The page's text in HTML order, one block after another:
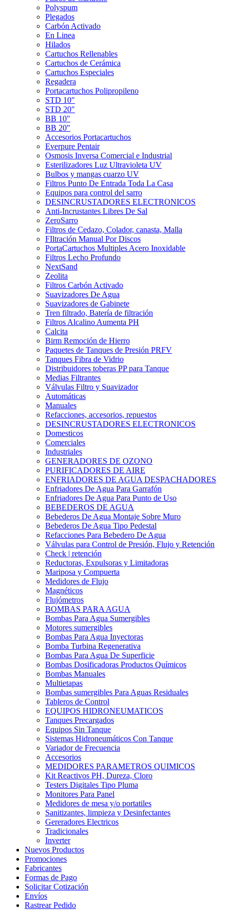
Polyspum
Plegados
Carbón Activado
En Linea
Hilados
Cartuchos Rellenables
Cartuchos de Cerámica
Cartuchos Especiales
Regadera
Portacartuchos Polipropileno
STD 10"
STD 20"
BB 10"
BB 20"
Accesorios Portacartuchos
Everpure Pentair
Osmosis Inversa Comercial e Industrial
Esterilizadores Luz Ultravioleta UV
Bulbos y mangas cuarzo UV
Filtros Punto De Entrada Toda La Casa
Equipos para control del sarro
DESINCRUSTADORES ELECTRONICOS
Anti-Incrustantes Libres De Sal
ZeroSarro
Filtros de Cedazo, Colador, canasta, Malla
FIltración Manual Por Discos
PortaCartuchos Multiples Acero Inoxidable
Filtros Lecho Profundo
NextSand
Zeolita
Filtros Carbón Activado
Suavizadores De Agua
Suavizadores de Gabinete
Tren filtrado, Batería de filtración
Filtros Alcalino Aumenta PH
Calcita
Birm Remoción de Hierro
Paquetes de Tanques de Presión PRFV
Tanques Fibra de Vidrio
Distribuidores toberas PP para Tanque
Medias Filtrantes
Válvulas Filtro y Suavizador
Automáticas
Manuales
Refacciones, accesorios, repuestos
DESINCRUSTADORES ELECTRONICOS
Domesticos
Comerciales
Industriales
GENERADORES DE OZONO
PURIFICADORES DE AIRE
ENFRIADORES DE AGUA DESPACHADORES
Enfriadores De Agua Para Garrafón
Enfriadores De Agua Para Punto de Uso
BEBEDEROS DE AGUA
Bebederos De Agua Montaje Sobre Muro
Bebederos De Agua Tipo Pedestal
Refacciones Para Bebedero De Agua
Válvulas para Control de Presión, Flujo y Retención
Check | retención
Reductoras, Expulsoras y Limitadoras
Mariposa y Compuerta
Medidores de Flujo
Magnéticos
Flujómetros
BOMBAS PARA AGUA
Bombas Para Agua Sumergibles
Motores sumergibles
Bombas Para Agua Inyectoras
Bomba Turbina Regenerativa
Bombas Para Agua De Superficie
Bombas Dosificadoras Productos Químicos
Bombas Manuales
Multietapas
Bombas sumergibles Para Aguas Residuales
Tableros de Control
EQUIPOS HIDRONEUMATICOS
Tanques Precargados
Equipos Sin Tanque
Sistemas Hidroneumáticos Con Tanque
Variador de Frecuencia
Accesorios
MEDIDORES PARAMETROS QUIMICOS
Kit Reactivos PH, Dureza, Cloro
Testers Digitales Tipo Pluma
Monitores Para Panel
Medidores de mesa y/o portatiles
Sanitizantes, limpieza y Desinfectantes
Gereradores Electricos
Tradicionales
Inverter
Nuevos Productos
Promociones
Fabricantes
Formas de Pago
Solicitar Cotización
Envíos
Rastrear Pedido